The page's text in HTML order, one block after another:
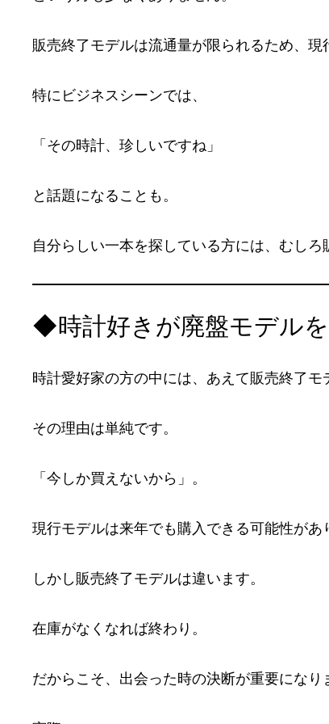
販売終了モデルは流通量が限られるため、現
特にビジネスシーンでは、
「その時計、珍しいですね」
と話題になることも。
自分らしい一本を探している方には、むし
◆時計好きが廃盤モデル
時計愛好家の方の中には、あえて販売終了モ
その理由は単純です。
「今しか買えないから」。
現行モデルは来年でも購入できる可能性があ
しかし販売終了モデルは違います。
在庫がなくなれば終わり。
だからこそ、出会った時の決断が重要になり